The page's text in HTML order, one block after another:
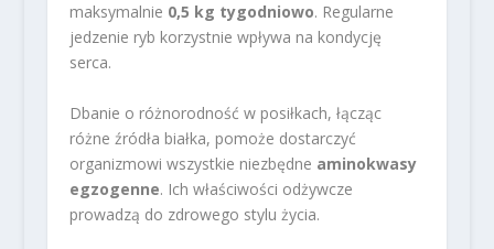
maksymalnie 0,5 kg tygodniowo. Regularne
jedzenie ryb korzystnie wpływa na kondycję
serca.
Dbanie o różnorodność w posiłkach, łącząc
różne źródła białka, pomoże dostarczyć
organizmowi wszystkie niezbędne aminokwasy
egzogenne. Ich właściwości odżywcze
prowadzą do zdrowego stylu życia.